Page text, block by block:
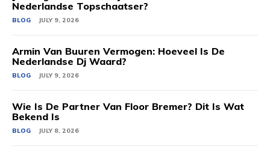
Nederlandse Topschaatser?
BLOG JULY 9, 2026
Armin Van Buuren Vermogen: Hoeveel Is De
Nederlandse Dj Waard?
BLOG JULY 9, 2026
Wie Is De Partner Van Floor Bremer? Dit Is Wat
Bekend Is
BLOG JULY 8, 2026